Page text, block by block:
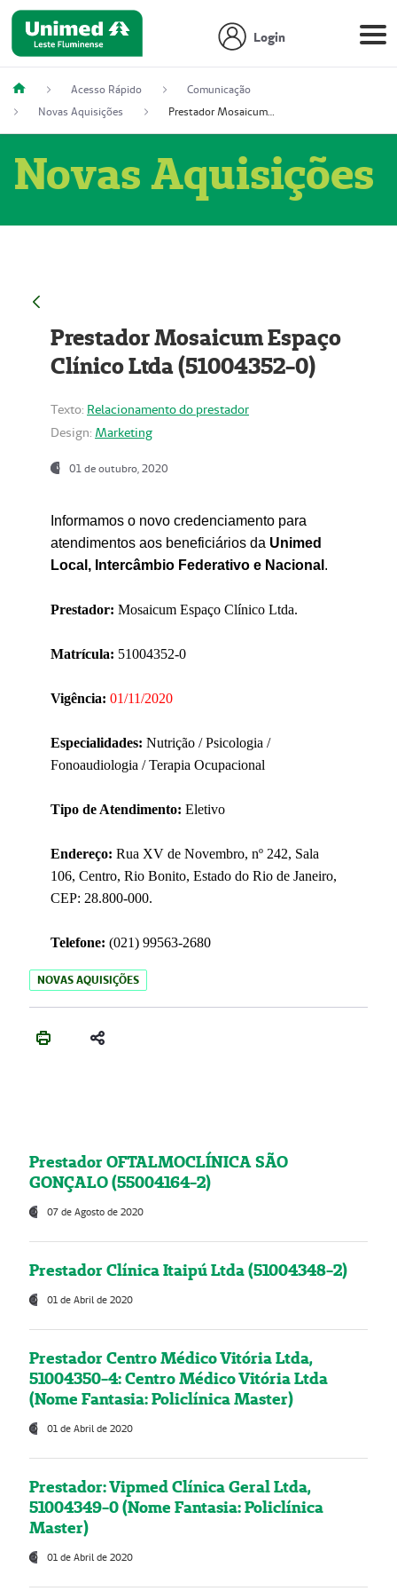
Login
Acesso Rápido
Comunicação
Novas Aquisições
Prestador Mosaicum Espaço Clínico Ltda (51004352-0)
Novas Aquisições
Prestador Mosaicum Espaço
Clínico Ltda (51004352-0)
Texto: Relacionamento do prestador
Design: Marketing
01 de outubro, 2020
Informamos o novo credenciamento para
atendimentos aos beneficiários da Unimed
Local, Intercâmbio Federativo e Nacional .
Prestador: Mosaicum Espaço Clínico Ltda.
Matrícula: 51004352-0
Vigência: 01/11/2020
Especialidades: Nutrição / Psicologia /
Fonoaudiologia / Terapia Ocupacional
Tipo de Atendimento: Eletivo
Endereço: Rua XV de Novembro, nº 242, Sala
106, Centro, Rio Bonito, Estado do Rio de Janeiro,
CEP: 28.800-000.
Telefone: (021) 99563-2680
NOVAS AQUISIÇÕES
Prestador OFTALMOCLÍNICA SÃO
GONÇALO (55004164-2)
07 de Agosto de 2020
Prestador Clínica Itaipú Ltda (51004348-2)
01 de Abril de 2020
Prestador Centro Médico Vitória Ltda,
51004350-4: Centro Médico Vitória Ltda
(Nome Fantasia: Policlínica Master)
01 de Abril de 2020
Prestador: Vipmed Clínica Geral Ltda,
51004349-0 (Nome Fantasia: Policlínica
Master)
01 de Abril de 2020